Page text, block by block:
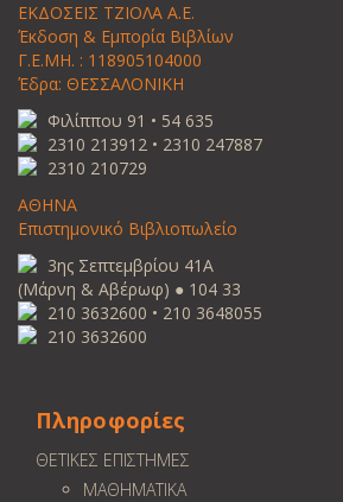
ΕΚΔΟΣΕΙΣ ΤΖΙΟΛΑ Α.Ε.
Έκδοση & Εμπορία Βιβλίων
Γ.Ε.ΜΗ. : 118905104000
Έδρα: ΘΕΣΣΑΛΟΝΙΚΗ
Φιλίππου 91 • 54 635
2310 213912 • 2310 247887
2310 210729
ΑΘΗΝΑ
Επιστημονικό Βιβλιοπωλείο
3ης Σεπτεμβρίου 41Α
(Μάρνη & Αβέρωφ) ● 104 33
210 3632600 • 210 3648055
210 3632600
Πληροφορίες
ΘΕΤΙΚΕΣ ΕΠΙΣΤΗΜΕΣ
ΜΑΘΗΜΑΤΙΚΑ